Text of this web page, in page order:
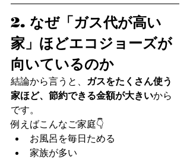
2. なぜ「ガス代が高い
家」ほどエコジョーズが
向いているのか
結論から言うと、 ガスをたくさん使う
家ほど、節約できる金額が大きいから
です。
例えばこんなご家庭👇
お風呂を毎日ためる
家族が多い